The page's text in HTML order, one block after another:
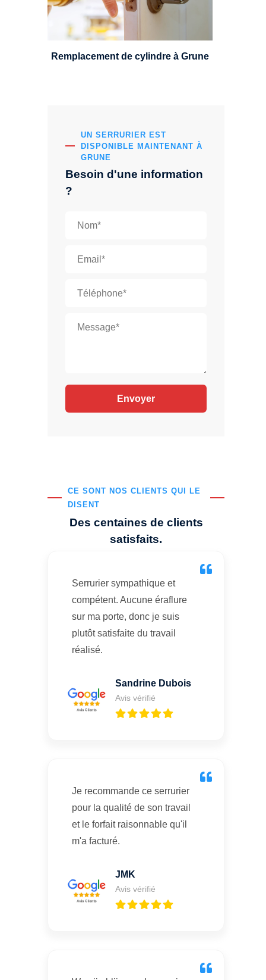
UN SERRURIER EST
DISPONIBLE MAINTENANT À
GRUNE
Besoin d'une information
?
CE SONT NOS CLIENTS QUI LE
DISENT
Des centaines de clients
satisfaits.
Serrurier sympathique et
compétent. Aucune éraflure
sur ma porte, donc je suis
plutôt satisfaite du travail
réalisé.
Sandrine Dubois
Avis vérifié
Je recommande ce serrurier
pour la qualité de son travail
et le forfait raisonnable qu'il
m'a facturé.
JMK
Avis vérifié
multipoints.
Remplacement de cylindre à Grune